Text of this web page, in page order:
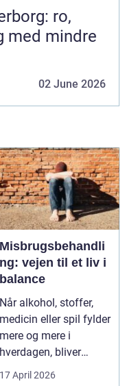
ro,
med mindre
02 June 2026
Misbrugsbehandli
ng: vejen til et liv i
balance
Når alkohol, stoffer,
medicin eller spil fylder
mere og mere i
hverdagen, bliver
grænsen...
17 April 2026